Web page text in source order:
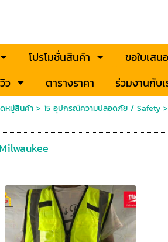
โปรโมชั่นสินค้า ขอใบเสน
ว ตารางราคา ร่วมงานกับเ
หมู่สินค้า> 15 อุปกรณ์ความปลอดภัย / Safety>
Milwaukee